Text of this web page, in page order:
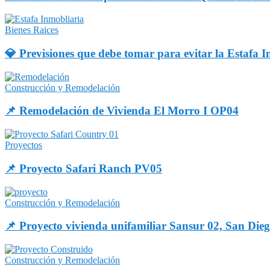
Bienes Raices
💎 Previsiones que debe tomar para evitar la Estafa
Construcción y Remodelación
📌 Remodelación de Vivienda El Morro I OP04
Proyectos
📌 Proyecto Safari Ranch PV05
Construcción y Remodelación
📌 Proyecto vivienda unifamiliar Sansur 02, San
Construcción y Remodelación